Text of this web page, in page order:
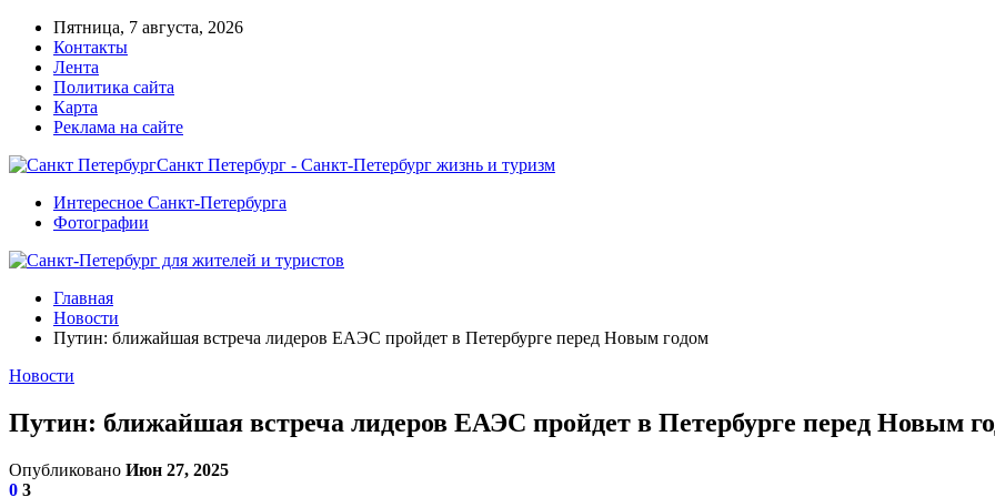
Пятница, 7 августа, 2026
Контакты
Лента
Политика сайта
Карта
Реклама на сайте
Санкт Петербург - Санкт-Петербург жизнь и туризм
Интересное Санкт-Петербурга
Фотографии
Главная
Новости
Путин: ближайшая встреча лидеров ЕАЭС пройдет в Петербурге перед Новым годом
Новости
Путин: ближайшая встреча лидеров ЕАЭС пройдет в Петербурге перед Новым
Опубликовано Июн 27, 2025
0 3